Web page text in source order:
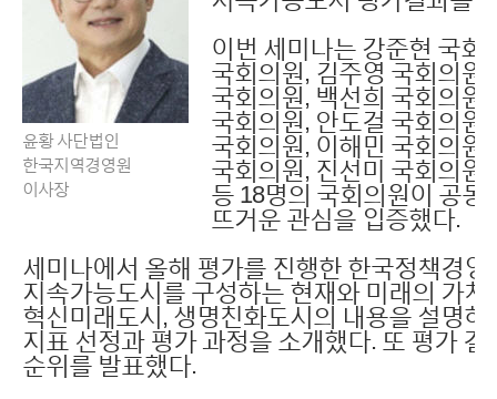
윤황 사단법인
한국지역경영원
이사장
이번 세미나는 강준현 국회
국회의원, 김주영 국회의원
국회의원, 백선희 국회의원
국회의원, 안도걸 국회의원
국회의원, 이해민 국회의원
국회의원, 진선미 국회의원
등 18명의 국회의원이 공
뜨거운 관심을 입증했다.
세미나에서 올해 평가를 진행한 한국정책경
지속가능도시를 구성하는 현재와 미래의 가치
혁신미래도시, 생명친화도시의 내용을 설명하
지표 선정과 평가 과정을 소개했다. 또 평가
순위를 발표했다.